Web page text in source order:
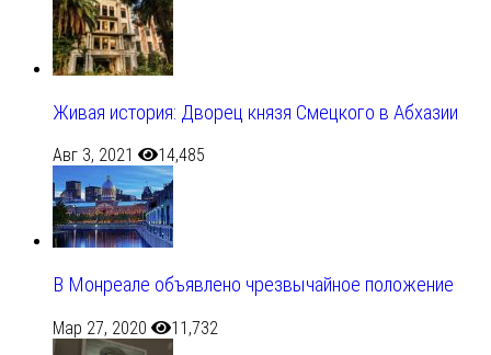
Живая история: Дворец князя Смецкого в Абхазии
Авг 3, 2021 14,485
В Монреале объявлено чрезвычайное положение
Мар 27, 2020 11,732